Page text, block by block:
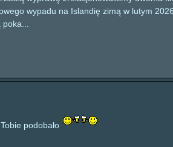
wypadu na Islandię zimą w lutym
podobało